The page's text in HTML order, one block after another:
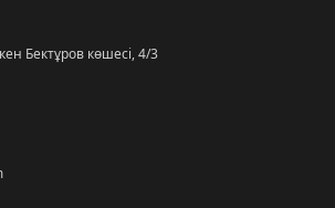
Бектұров көшесі, 4/3